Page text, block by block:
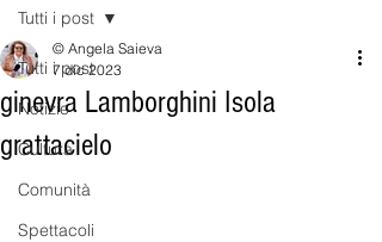
Tutti i post
Notizie
Cultura
Comunità
Spettacoli
Tutti i post
ginevra Lamborghini Isola
grattacielo
© Angela Saieva
7 dic 2023